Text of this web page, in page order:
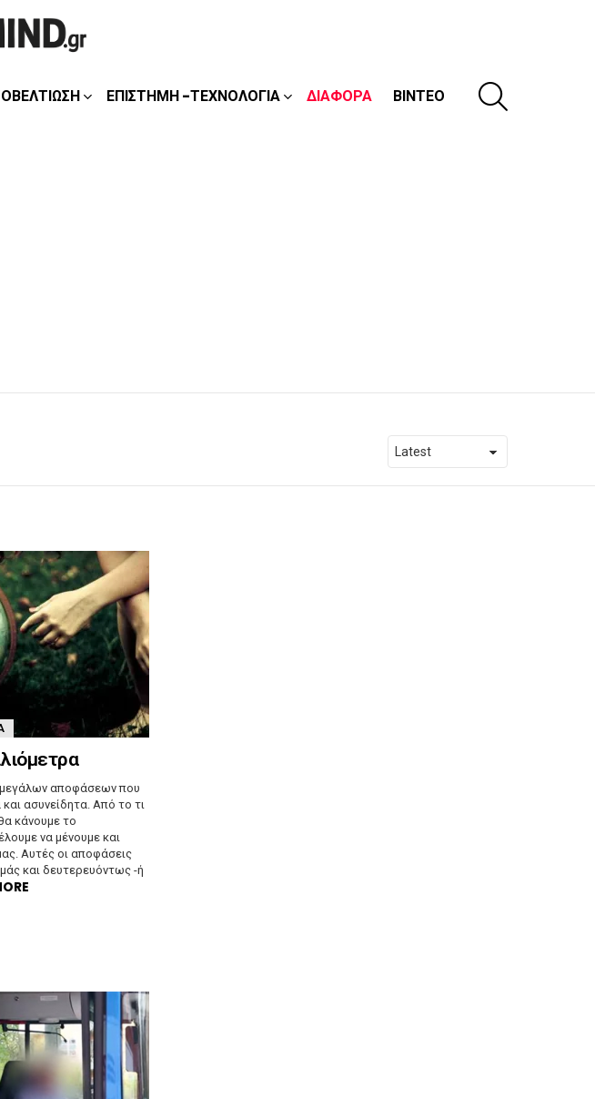
ΕΠΙΣΤΉΜΗ -ΤΕΧΝΟΛΟΓΊΑ ΔΙΆΦΟΡΑ ΒΊΝΤΕΟ
μεγάλων αποφάσεων που
ασυνείδητα. Από το τι
κάνουμε το
να μένουμε και
Αυτές οι αποφάσεις
και δευτερευόντως -ή